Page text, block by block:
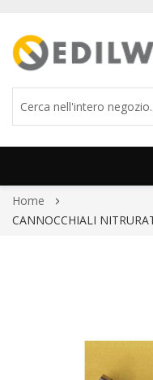
Salta
al
Home
CANNOCCHIALI